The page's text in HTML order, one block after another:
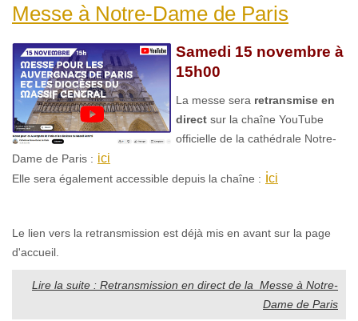
Messe à Notre-Dame de Paris
Samedi 15 novembre à
15h00
La messe sera retransmise en
direct sur la chaîne YouTube
officielle de la cathédrale Notre-
Dame de Paris : ici
Elle sera également accessible depuis la chaîne : ici
Le lien vers la retransmission est déjà mis en avant sur la page
d'accueil.
Lire la suite : Retransmission en direct de la Messe à Notre-
Dame de Paris